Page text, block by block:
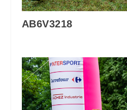
AB6V3218